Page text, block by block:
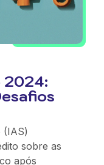
2024:
(IAS)
sobre as
após